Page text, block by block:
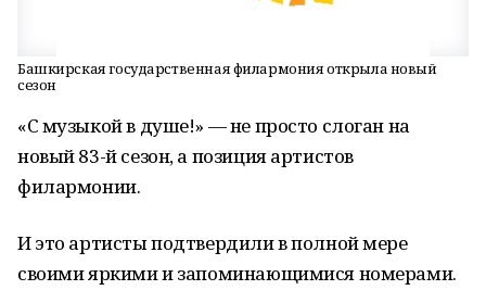
Башкирская государственная филармония открыла новый
сезон
«С музыкой в душе!» — не просто слоган на
новый 83-й сезон, а позиция артистов
филармонии.
И это артисты подтвердили в полной мере
своими яркими и запоминающимися номерами.